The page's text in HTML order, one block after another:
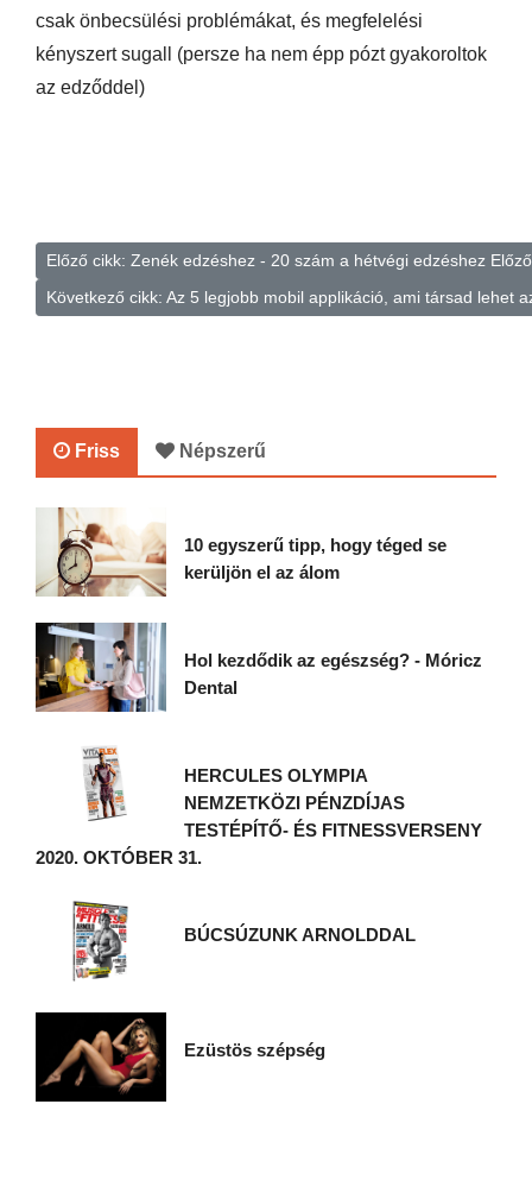
csak önbecsülési problémákat, és megfelelési
kényszert sugall (persze ha nem épp pózt gyakoroltok
az edződdel)
Előző cikk: Zenék edzéshez - 20 szám a hétvégi edzéshez Előző
Következő cikk: Az 5 legjobb mobil applikáció, ami társad lehet
Friss Népszerű
10 egyszerű tipp, hogy téged se
kerüljön el az álom
Hol kezdődik az egészség? - Móricz
Dental
HERCULES OLYMPIA
NEMZETKÖZI PÉNZDÍJAS
TESTÉPÍTŐ- ÉS FITNESSVERSENY
2020. OKTÓBER 31.
BÚCSÚZUNK ARNOLDDAL
Ezüstös szépség